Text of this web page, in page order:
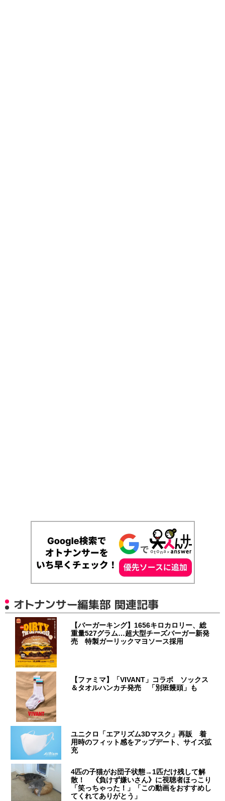
オトナンサー編集部 関連記事
【バーガーキング】1656キロカロリー、総
重量527グラム…超大型チーズバーガー新発
売 特製ガーリックマヨソース採用
【ファミマ】「VIVANT」コラボ ソックス
＆タオルハンカチ発売 「別班饅頭」も
ユニクロ「エアリズム3Dマスク」再販 着
用時のフィット感をアップデート、サイズ拡
充
4匹の子猫がお団子状態→1匹だけ残して解
散！ 《負けず嫌いさん》に視聴者ほっこり
「笑っちゃった！」「この動画をおすすめし
てくれてありがとう」